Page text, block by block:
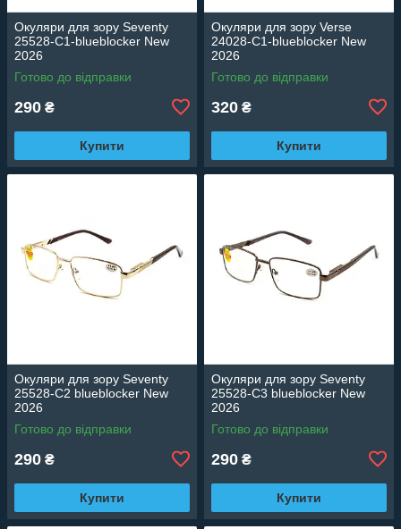
Окуляри для зору Seventy
25528-C1-blueblocker New
2026
Готово до відправки
290 ₴
Купити
Окуляри для зору Verse
24028-C1-blueblocker New
2026
Готово до відправки
320 ₴
Купити
Окуляри для зору Seventy
25528-C2 blueblocker New
2026
Готово до відправки
290 ₴
Купити
Окуляри для зору Seventy
25528-C3 blueblocker New
2026
Готово до відправки
290 ₴
Купити